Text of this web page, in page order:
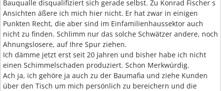
Bauqualle disqualifiziert sich gerade selbst. Zu Konrad Fischer s
Ansichten äßere ich mich hier nicht. Er hat zwar in einigen
Punkten Recht, die aber sind im Einfamilienhaussektor auch
nicht zu finden. Schlimm nur das solche Schwätzer andere, noch
Ahnungslosere, auf Ihre Spur ziehen.
Ich dämme jetzt erst seit 20 Jahren und bisher habe ich nicht
einen Schimmelschaden produziert. Schon Merkwürdig.
Ach ja, ich gehöre ja auch zu der Baumafia und ziehe Kunden
über den Tisch um mich persönlich zu bereichern und die